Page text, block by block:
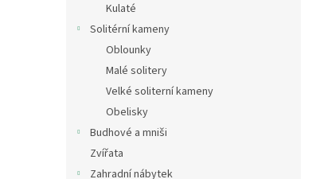
Kulaté
Solitérní kameny
Oblounky
Malé solitery
Velké soliterní kameny
Obelisky
Budhové a mniši
Zvířata
Zahradní nábytek